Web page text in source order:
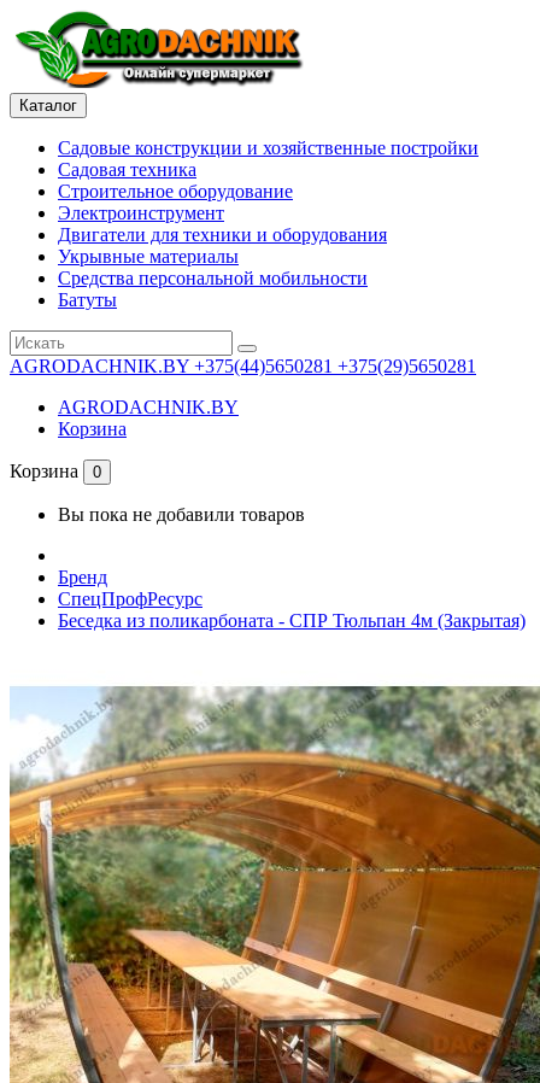
Каталог
Садовые конструкции и хозяйственные постройки
Садовая техника
Строительное оборудование
Электроинструмент
Двигатели для техники и оборудования
Укрывные материалы
Средства персональной мобильности
Батуты
AGRODACHNIK.BY +375(44)5650281 +375(29)5650281
AGRODACHNIK.BY
Корзина
Корзина 0
Вы пока не добавили товаров
Бренд
СпецПрофРесурс
Беседка из поликарбоната - СПР Тюльпан 4м (Закрытая)